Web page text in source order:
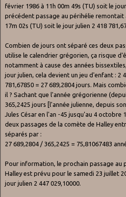
février 1986 à 11h 00m 49s (TU) soit le
précédent passage au périhélie remontait
17m 02s (TU) soit le jour julien 2 418
Combien de jours ont séparé ces deux
utilise le calendrier grégorien, ça risque
notamment à cause des années
jour julien, cela devient un jeu d'enfant : 2
781,67850 = 27 689,2804 jours. Mais
il ? Sachant que l'année grégorienne
365,2425 jours [l'année julienne, depuis
Jules César en l'an -45 jusqu'au 4 octobre
deux passages de la comète de Halley
séparés par :
27 689,2804 / 365,2425 = 75,81067483
Pour information, le prochain passage au
Halley est prévu pour le samedi 23 juillet
jour julien 2 447 029,10000.